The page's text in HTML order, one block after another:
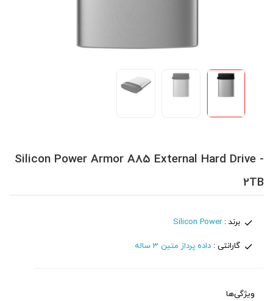
Silicon Power Armor A85 External Hard Drive -
2TB
برند :Silicon Power
گارانتی :داده پرداز متین 3 ساله
ویژگی‌ها